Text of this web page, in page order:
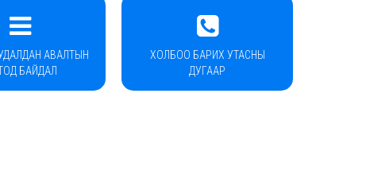
АВАЛТЫН
БАЙДАЛ
ХОЛБОО БАРИХ УТАСНЫ
ДУГААР